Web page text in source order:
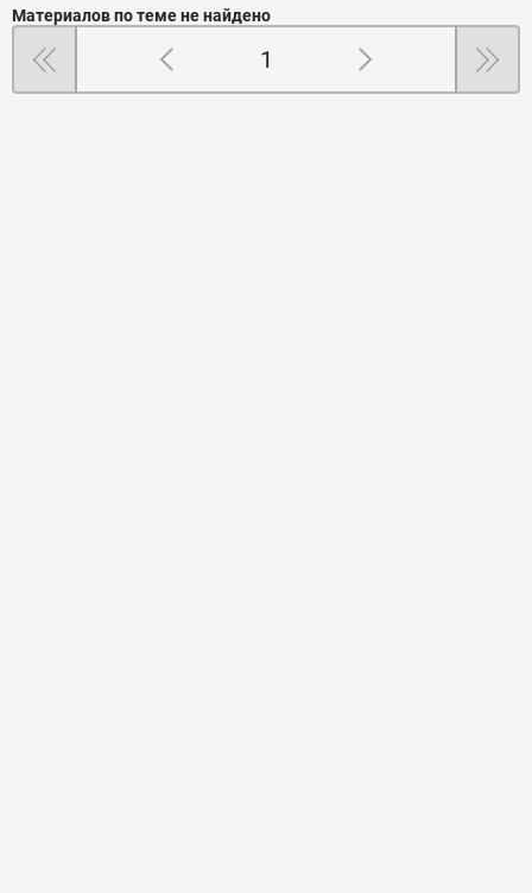
Материалов по теме не найдено
1